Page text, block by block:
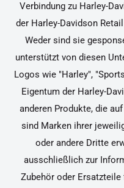
Verbindung zu Harley-
der Harley-Davidson Retail
Weder sind sie
unterstützt von diesen
Logos wie "Harley",
Eigentum der Harley-
anderen Produkte, die
sind Marken ihrer
oder andere Dritte
ausschließlich zur
Zubehör oder Ersatzteile